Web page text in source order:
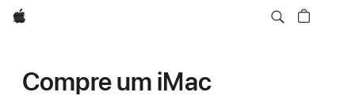
Apple
Compre um iMac